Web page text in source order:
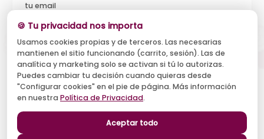
tu email
Acepto recibir novedades y ofertas, y el tratamiento de mi
email según la Política de Privacidad . Puedo darme de baja
cuando quiera.
Suscribirse
🍪 Tu privacidad nos importa
Usamos cookies propias y de terceros. Las necesarias
mantienen el sitio funcionando (carrito, sesión). Las de
analítica y marketing solo se activan si tú lo autorizas.
Puedes cambiar tu decisión cuando quieras desde
"Configurar cookies" en el pie de página. Más información
en nuestra Política de Privacidad.
Aceptar todo